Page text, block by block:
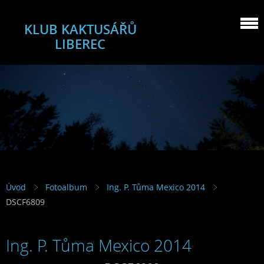
KLUB KAKTUSÁŘŮ
LIBEREC
Úvod Fotoalbum
Ing. P. Tůma Mexico 2014
DSCF6809
Ing. P. Tůma Mexico 2014